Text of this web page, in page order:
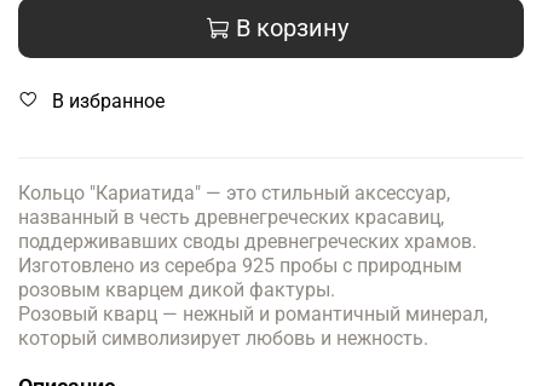
В корзину
В избранное
Кольцо "Кариатида" — это стильный аксессуар,
названный в честь древнегреческих красавиц,
поддерживавших своды древнегреческих храмов.
Изготовлено из серебра 925 пробы с природным
розовым кварцем дикой фактуры.
Розовый кварц — нежный и романтичный минерал,
который символизирует любовь и нежность.